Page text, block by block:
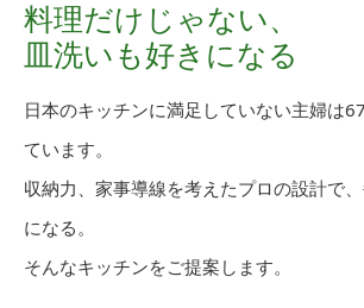
料理だけじゃない、
皿洗いも好きになる
日本のキッチンに満足していない主婦は
ています。
収納力、家事導線を考えたプロの設計で
になる。
そんなキッチンをご提案します。